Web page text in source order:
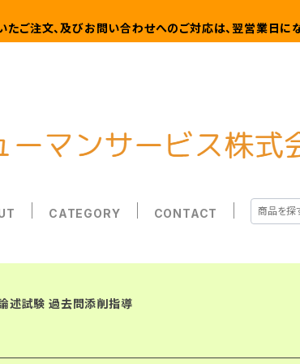
たご注文、及びお問い合わせへのご対応は、翌営業日にな
CATEGORY CONTACT
述試験 過去問添削指導